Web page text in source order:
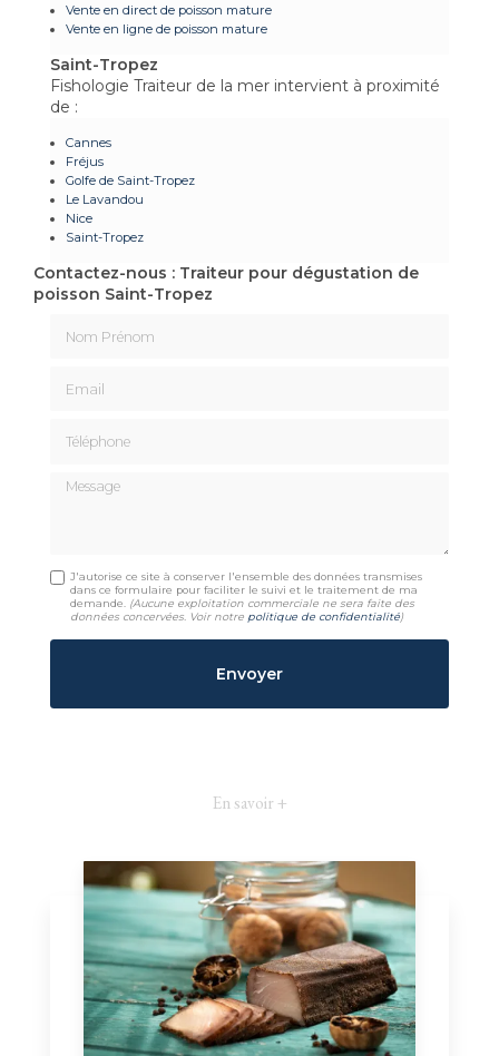
Vente en direct de poisson mature
Vente en ligne de poisson mature
Saint-Tropez
Fishologie Traiteur de la mer intervient à proximité
de :
Cannes
Fréjus
Golfe de Saint-Tropez
Le Lavandou
Nice
Saint-Tropez
Contactez-nous : Traiteur pour dégustation de
poisson Saint-Tropez
Message
J'autorise ce site à conserver l'ensemble des données transmises
dans ce formulaire pour faciliter le suivi et le traitement de ma
demande. (Aucune exploitation commerciale ne sera faite des
données concervées. Voir notre politique de confidentialité)
En savoir +